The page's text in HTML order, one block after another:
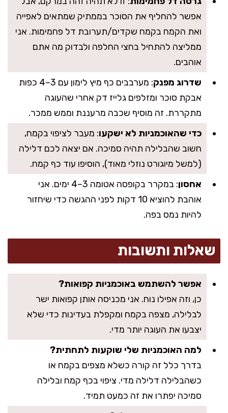
אפשר להחליף את הסוכר בממתיק שמתאים לאפייה
ואת הקמח בקמח שקדים/תערובת דל פחמימות. אני
ממליצה להתחיל בחצי החלפה ולבדוק מה אתם
אוהבים.
שדרוג מפנק
: מערבבים כף מיץ לימון עם 3–4 כפות
אבקת סוכר ומזלפים גלייז דק אחרי שהעוגה
מתקררת. זה מוסיף שכבה מרעננת וממש ממכר.
כדי שהאוכמניות לא ישקעו: מעבר לציפוי בקמח,
חשוב שהבלילה תהיה סמיכה. אם יצאה לכם דלילה
(למשל מיוגורט נוזלי מאוד), הוסיפו עוד כף קמח.
אחסון
: במקרר בקופסה אטומה 3–4 ימים. אני
אוהבת להוציא 10 דקות לפני ההגשה כדי שיחזור
להיות נמס בפה.
שאלות ותשובות
אפשר להשתמש באוכמניות קפואות?
כן, וזה אפילו נוח. אני מכניסה אותן קפואות ישר
לבלילה, מצפה בקמח ומקפלת בעדינות כדי שלא
יצבעו את העוגה יותר מדי.
למה האוכמניות שלי שוקעות לתחתית?
בדרך כלל זה קורה כשלא מצפים בקמח או
כשהבלילה דלילה מדי. ציפוי בכף קמח ובלילה
סמיכה יפתרו את זה כמעט תמיד.